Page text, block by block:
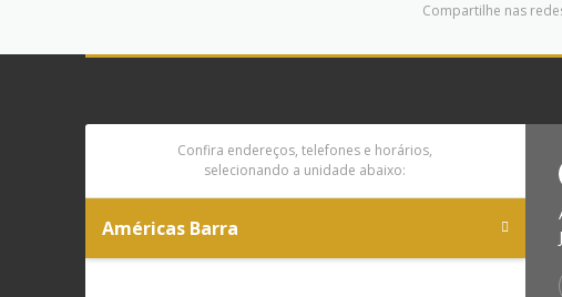
Compartilhe nas
Confira endereços, telefones e horários,
selecionando a unidade abaixo:
Américas Barra